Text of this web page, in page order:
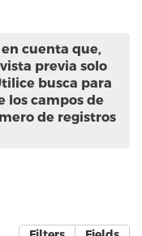
cuenta que,
previa solo
busca para
los campos de
de registros